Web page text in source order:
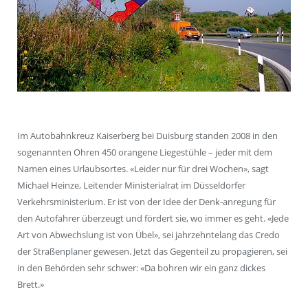
Im Autobahnkreuz Kaiserberg bei Duisburg standen 2008 in den
sogenannten Ohren 450 orangene Liegestühle – jeder mit dem
Namen eines Urlaubsortes. «Leider nur für drei Wochen», sagt
Michael Heinze, Leitender Ministerialrat im Düsseldorfer
Verkehrsministerium. Er ist von der Idee der Denk-anregung für
den Autofahrer überzeugt und fördert sie, wo immer es geht. «Jede
Art von Abwechslung ist von Übel», sei jahrzehntelang das Credo
der Straßenplaner gewesen. Jetzt das Gegenteil zu propagieren, sei
in den Behörden sehr schwer: «Da bohren wir ein ganz dickes
Brett.»